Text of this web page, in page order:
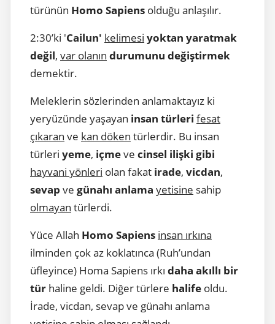
türünün Homo Sapiens olduğu anlaşılır.
2:30’ki 'Cailun' kelimesi yoktan yaratmak
değil, var olanın durumunu değiştirmek
demektir.
Meleklerin sözlerinden anlamaktayız ki
yeryüzünde yaşayan insan türleri fesat
çıkaran ve kan döken türlerdir. Bu insan
türleri yeme, içmeve cinsel ilişki gibi
hayvani yönleri olan fakat irade, vicdan,
sevap ve günahı anlama yetisine sahip
olmayan türlerdi.
Yüce Allah Homo Sapiens insan ırkına
ilminden çok az koklatınca (Ruh’undan
üfleyince) Homa Sapiens ırkı daha akıllı bir
tür haline geldi. Diğer türlere halife oldu.
İrade, vicdan, sevap ve günahı anlama